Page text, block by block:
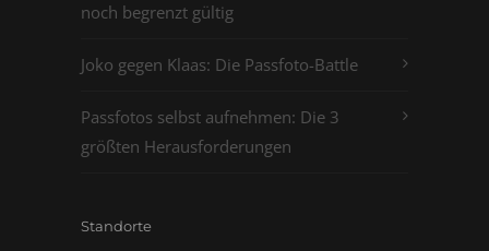
noch begrenzt gültig
Joko gegen Klaas: Die Passfoto-Battle
Passfotos selbst aufnehmen: Die 3
größten Herausforderungen
Standorte